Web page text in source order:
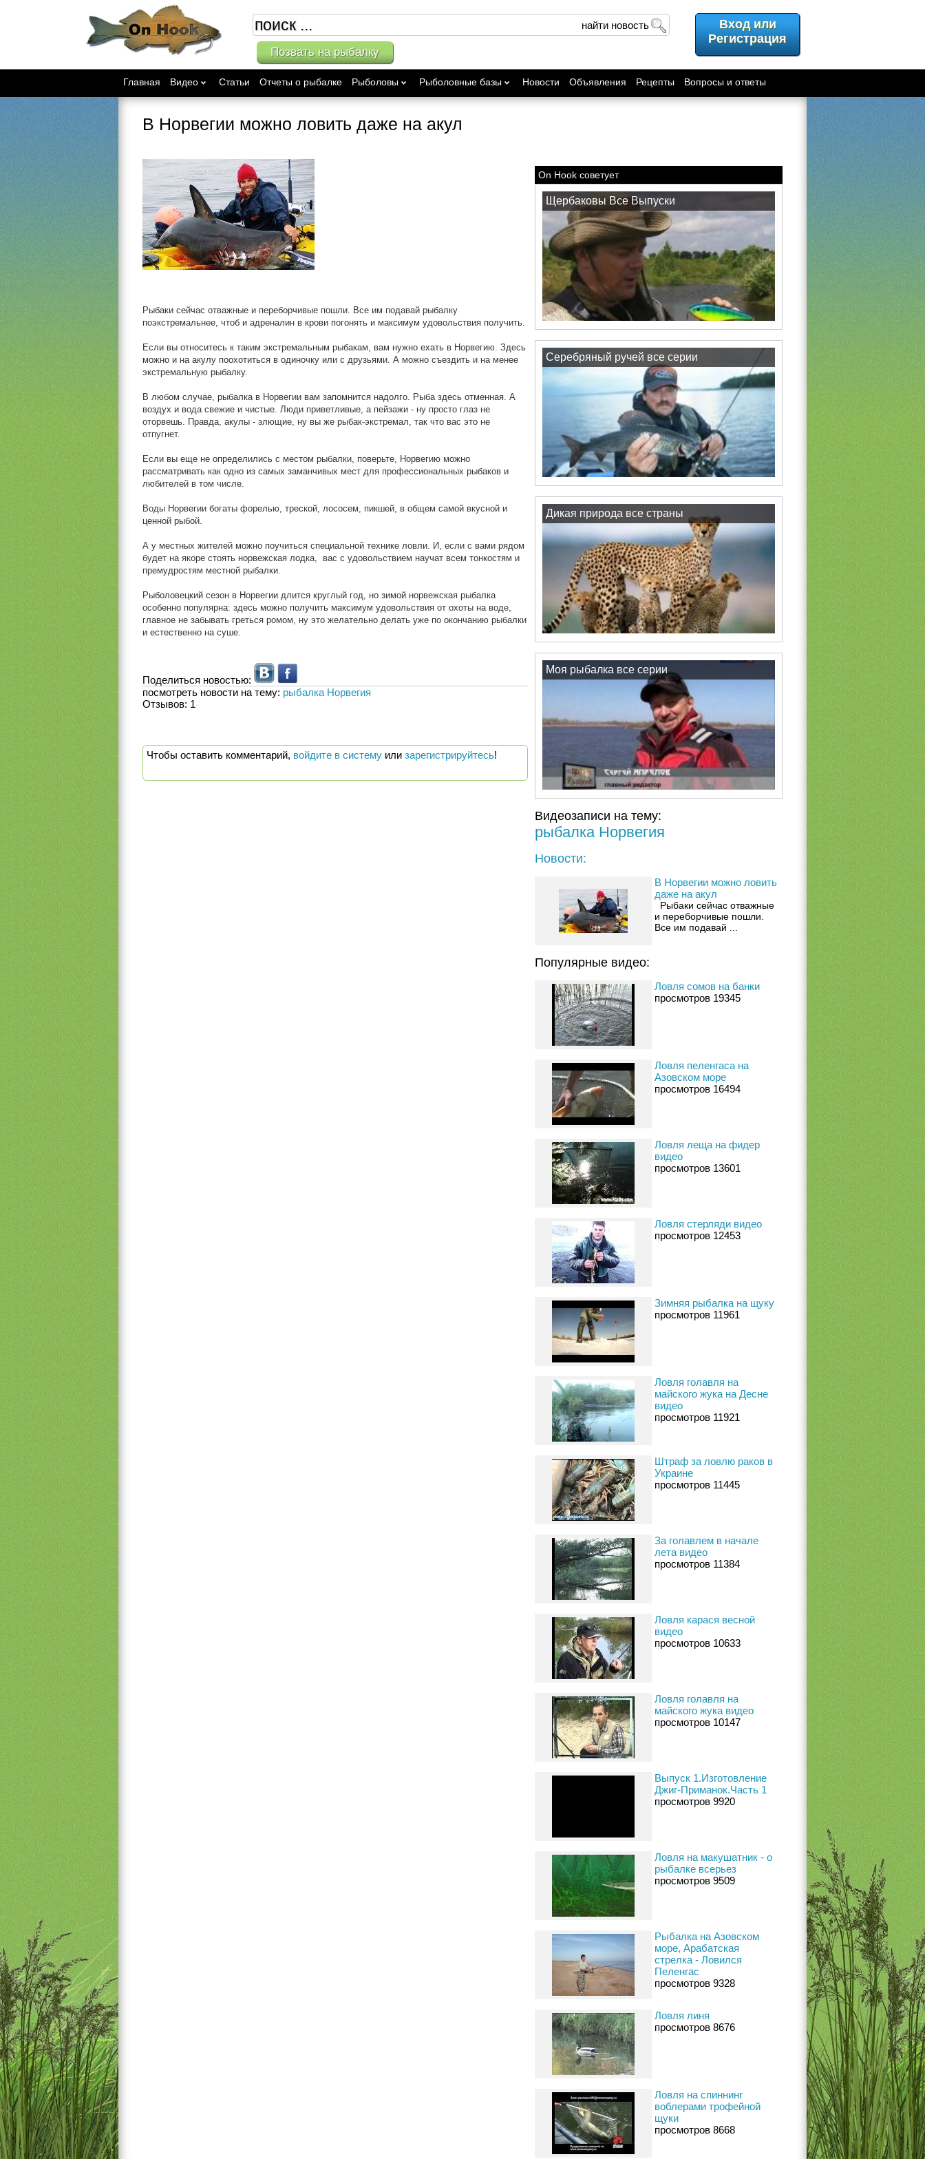
Позвать на рыбалку
найти новость
Вход или
Регистрация
Главная Видео Статьи Отчеты о рыбалке Рыболовы Рыболовные базы Новости Объявления Рецепты Вопросы и ответы
В Норвегии можно ловить даже на акул
Рыбаки сейчас отважные и переборчивые пошли. Все им подавай рыбалку
поэкстремальнее, чтоб и адреналин в крови погонять и максимум удовольствия получить.
Если вы относитесь к таким экстремальным рыбакам, вам нужно ехать в Норвегию. Здесь
можно и на акулу поохотиться в одиночку или с друзьями. А можно съездить и на менее
экстремальную рыбалку.
В любом случае, рыбалка в Норвегии вам запомнится надолго. Рыба здесь отменная. А
воздух и вода свежие и чистые. Люди приветливые, а пейзажи - ну просто глаз не
оторвешь. Правда, акулы - злющие, ну вы же рыбак-экстремал, так что вас это не
отпугнет.
Если вы еще не определились с местом рыбалки, поверьте, Норвегию можно
рассматривать как одно из самых заманчивых мест для профессиональных рыбаков и
любителей в том числе.
Воды Норвегии богаты форелью, треской, лососем, пикшей, в общем самой вкусной и
ценной рыбой.
А у местных жителей можно поучиться специальной технике ловли. И, если с вами рядом
будет на якоре стоять норвежская лодка, вас с удовольствием научат всем тонкостям и
премудростям местной рыбалки.
Рыболовецкий сезон в Норвегии длится круглый год, но зимой норвежская рыбалка
особенно популярна: здесь можно получить максимум удовольствия от охоты на воде,
главное не забывать греться ромом, ну это желательно делать уже по окончанию рыбалки
и естественно на суше.
Поделиться новостью:
посмотреть новости на тему: рыбалка Норвегия
Отзывов: 1
Чтобы оставить комментарий, войдите в систему или зарегистрируйтесь!
On Hook советует
Щербаковы Все Выпуски
Серебряный ручей все серии
Дикая природа все страны
Моя рыбалка все серии
Видеозаписи на тему:
рыбалка Норвегия
Новости:
В Норвегии можно ловить
даже на акул
Рыбаки сейчас отважные
и переборчивые пошли.
Все им подавай ...
Популярные видео:
Ловля сомов на банки
просмотров 19345
Ловля пеленгаса на
Азовском море
просмотров 16494
Ловля леща на фидер
видео
просмотров 13601
Ловля стерляди видео
просмотров 12453
Зимняя рыбалка на щуку
просмотров 11961
Ловля голавля на
майского жука на Десне
видео
просмотров 11921
Штраф за ловлю раков в
Украине
просмотров 11445
За голавлем в начале
лета видео
просмотров 11384
Ловля карася весной
видео
просмотров 10633
Ловля голавля на
майского жука видео
просмотров 10147
Выпуск 1.Изготовление
Джиг-Приманок.Часть 1
просмотров 9920
Ловля на макушатник - о
рыбалке всерьез
просмотров 9509
Рыбалка на Азовском
море, Арабатская
стрелка - Ловился
Пеленгас
просмотров 9328
Ловля линя
просмотров 8676
Ловля на спиннинг
воблерами трофейной
щуки
просмотров 8668